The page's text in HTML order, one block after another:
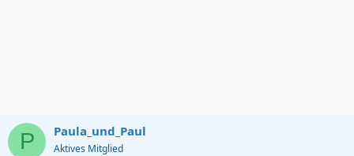
P Paula_und_Paul
Aktives Mitglied